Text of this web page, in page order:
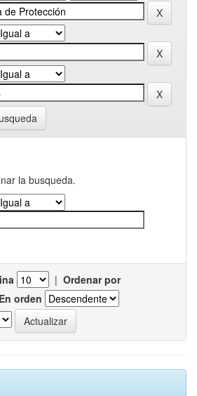
la busqueda.
| Ordenar por
En orden